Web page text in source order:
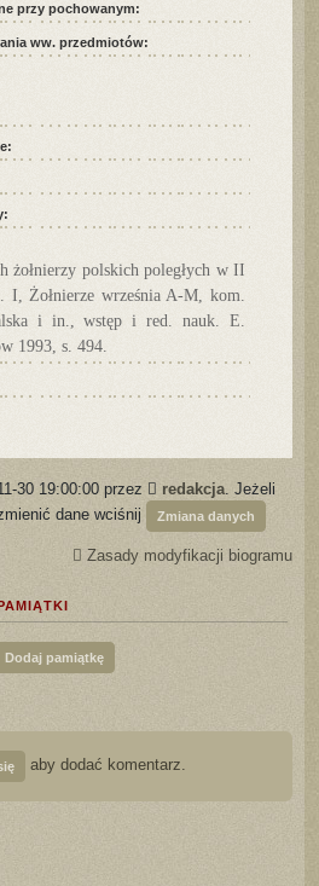
przy pochowanym:
ww. przedmiotów:
żołnierzy polskich poległych w II
I, Żołnierze września A-M, kom.
i in., wstęp i red. nauk. E.
1993, s. 494.
30 19:00:00 przez redakcja. Jeżeli
dane wciśnij
Zmiana danych
Zasady modyfikacji biogramu
Dodaj pamiątkę
aby dodać komentarz.